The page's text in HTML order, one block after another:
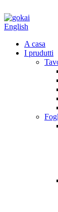
English
A casa
I prudutti